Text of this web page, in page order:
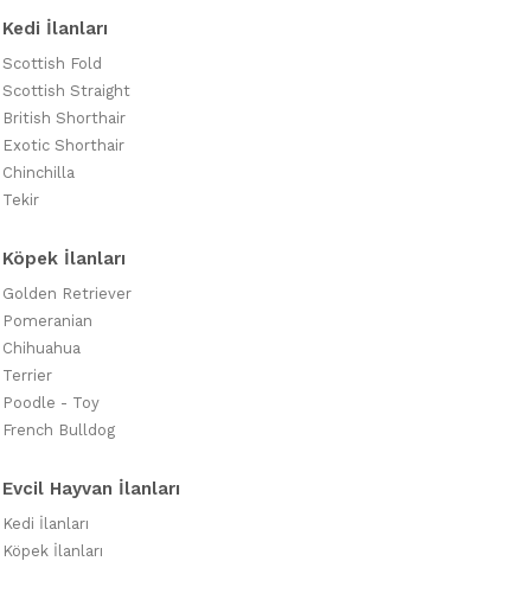
Kedi İlanları
Scottish Fold
Scottish Straight
British Shorthair
Exotic Shorthair
Chinchilla
Tekir
Köpek İlanları
Golden Retriever
Pomeranian
Chihuahua
Terrier
Poodle - Toy
French Bulldog
Evcil Hayvan İlanları
Kedi İlanları
Köpek İlanları